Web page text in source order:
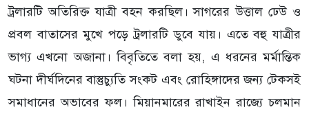
ট্রলারটি অতিরিক্ত যাত্রী বহন করছিল। সাগরের উত্তাল ঢেউ ও
প্রবল বাতাসের মুখে পড়ে ট্রলারটি ডুবে যায়। এতে বহু যাত্রীর
ভাগ্য এখনো অজানা। বিবৃতিতে বলা হয়, এ ধরনের মর্মান্তিক
ঘটনা দীর্ঘদিনের বাস্তুচ্যুতি সংকট এবং রোহিঙ্গাদের জন্য টেকসই
সমাধানের অভাবের ফল। মিয়ানমারের রাখাইন রাজ্যে চলমান